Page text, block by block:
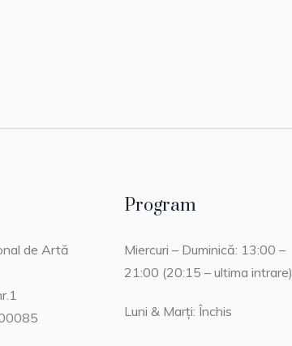
de Artă
Program
Miercuri – Duminică: 13:00 –
21:00 (20:15 – ultima intrare)
Luni & Marți: Închis